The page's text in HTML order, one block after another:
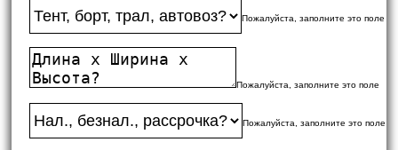
Пожалуйста, заполните это поле
Пожалуйста, заполните это поле
Пожалуйста, заполните это поле